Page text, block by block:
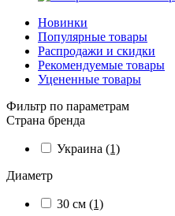
Новинки
Популярные товары
Распродажи и скидки
Рекомендуемые товары
Уцененные товары
Фильтр по параметрам
Страна бренда
Украина (1)
Диаметр
30 см (1)